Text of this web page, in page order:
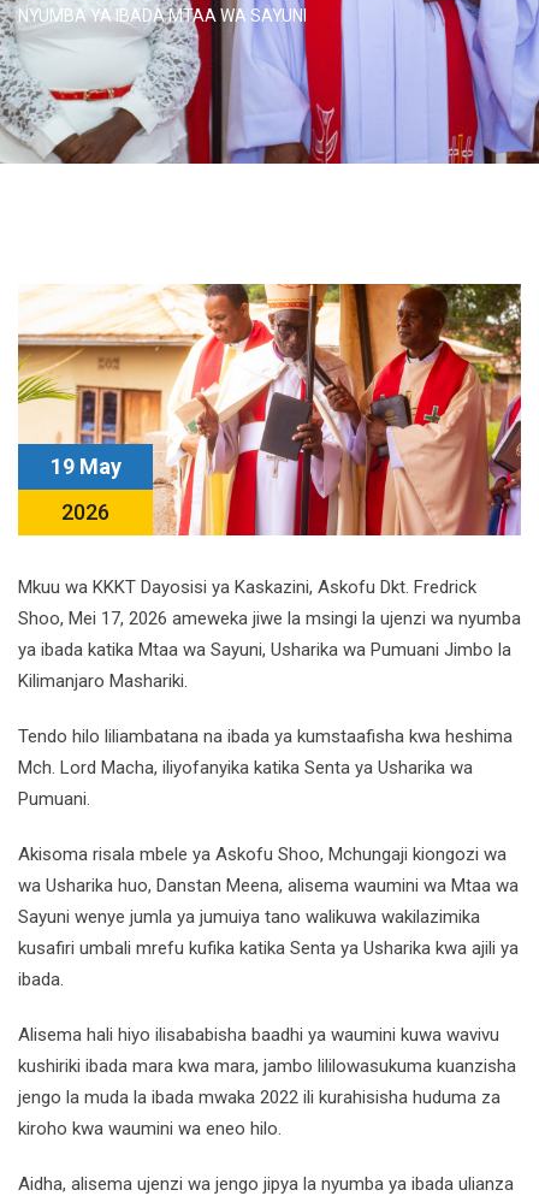
NYUMBA YA IBADA MTAA WA SAYUNI
19 May
2026
Mkuu wa KKKT Dayosisi ya Kaskazini, Askofu Dkt. Fredrick
Shoo, Mei 17, 2026 ameweka jiwe la msingi la ujenzi wa nyumba
ya ibada katika Mtaa wa Sayuni, Usharika wa Pumuani Jimbo la
Kilimanjaro Mashariki.
Tendo hilo liliambatana na ibada ya kumstaafisha kwa heshima
Mch. Lord Macha, iliyofanyika katika Senta ya Usharika wa
Pumuani.
Akisoma risala mbele ya Askofu Shoo, Mchungaji kiongozi wa
wa Usharika huo, Danstan Meena, alisema waumini wa Mtaa wa
Sayuni wenye jumla ya jumuiya tano walikuwa wakilazimika
kusafiri umbali mrefu kufika katika Senta ya Usharika kwa ajili ya
ibada.
Alisema hali hiyo ilisababisha baadhi ya waumini kuwa wavivu
kushiriki ibada mara kwa mara, jambo lililowasukuma kuanzisha
jengo la muda la ibada mwaka 2022 ili kurahisisha huduma za
kiroho kwa waumini wa eneo hilo.
Aidha, alisema ujenzi wa jengo jipya la nyumba ya ibada ulianza